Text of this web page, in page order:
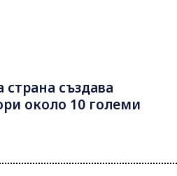
страна създава
около 10 големи